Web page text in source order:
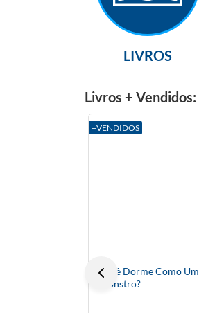
LIVROS
Livros + Vendidos:
+VENDIDOS
Você Dorme Como Um
Monstro?